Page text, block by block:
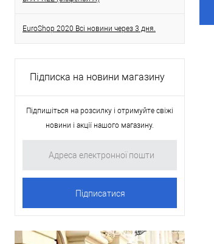
EuroShop 2020 Всі новини через 3 дня.
Підписка на новини магазину
Підпишіться на розсилку і отримуйте свіжі
новини і акції нашого магазину.